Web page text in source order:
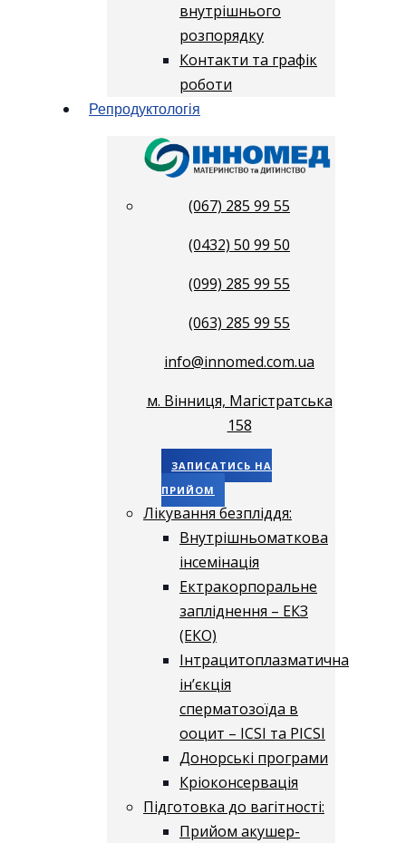
внутрішнього
розпорядку
Контакти та графік
роботи
Репродуктологія
(067) 285 99 55
(0432) 50 99 50
(099) 285 99 55
(063) 285 99 55
info@innomed.com.ua
м. Вінниця, Магістратська
158
ЗАПИСАТИСЬ НА
ПРИЙОМ
Лікування безпліддя:
Внутрішньоматкова
інсемінація
Ектракорпоральне
запліднення – ЕКЗ
(ЕКО)
Інтрацитоплазматична
ін’єкція
сперматозоїда в
ооцит – ICSI та PICSI
Донорські програми
Кріоконсервація
Підготовка до вагітності:
Прийом акушер-